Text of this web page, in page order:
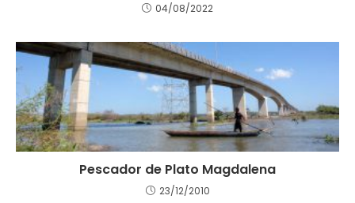
04/08/2022
Pescador de Plato Magdalena
23/12/2010